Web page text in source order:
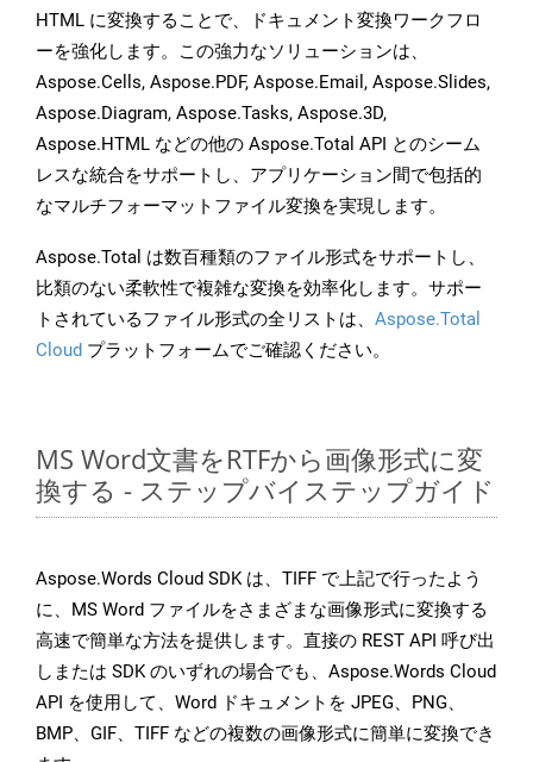
HTML に変換することで、ドキュメント変換ワークフロ
ーを強化します。この強力なソリューションは、
Aspose.Cells, Aspose.PDF, Aspose.Email, Aspose.Slides,
Aspose.Diagram, Aspose.Tasks, Aspose.3D,
Aspose.HTML などの他の Aspose.Total API とのシーム
レスな統合をサポートし、アプリケーション間で包括的
なマルチフォーマットファイル変換を実現します。
Aspose.Total は数百種類のファイル形式をサポートし、
比類のない柔軟性で複雑な変換を効率化します。サポー
トされているファイル形式の全リストは、 Aspose.Total
Cloud プラットフォームでご確認ください。
MS Word文書をRTFから画像形式に変
換する - ステップバイステップガイド
Aspose.Words Cloud SDK は、TIFF で上記で行ったよう
に、MS Word ファイルをさまざまな画像形式に変換する
高速で簡単な方法を提供します。直接の REST API 呼び出
しまたは SDK のいずれの場合でも、Aspose.Words Cloud
API を使用して、Word ドキュメントを JPEG、PNG、
BMP、GIF、TIFF などの複数の画像形式に簡単に変換でき